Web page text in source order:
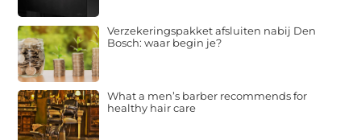
Verzekeringspakket afsluiten nabij Den
Bosch: waar begin je?
What a men’s barber recommends for
healthy hair care